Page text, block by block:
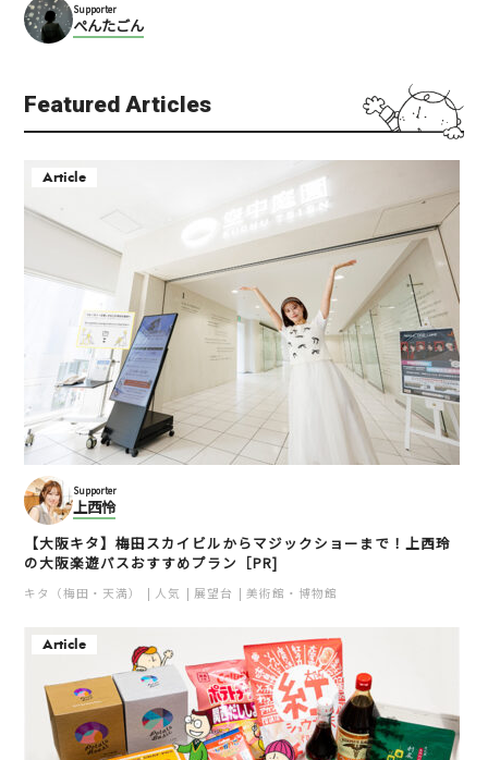
Supporter
ぺんたごん
Featured Articles
Article
Supporter
上西怜
【大阪キタ】梅田スカイビルからマジックショーまで！上西玲
の大阪楽遊パスおすすめプラン［PR]
キタ（梅田・天満） 人気 展望台 美術館・博物館
Article